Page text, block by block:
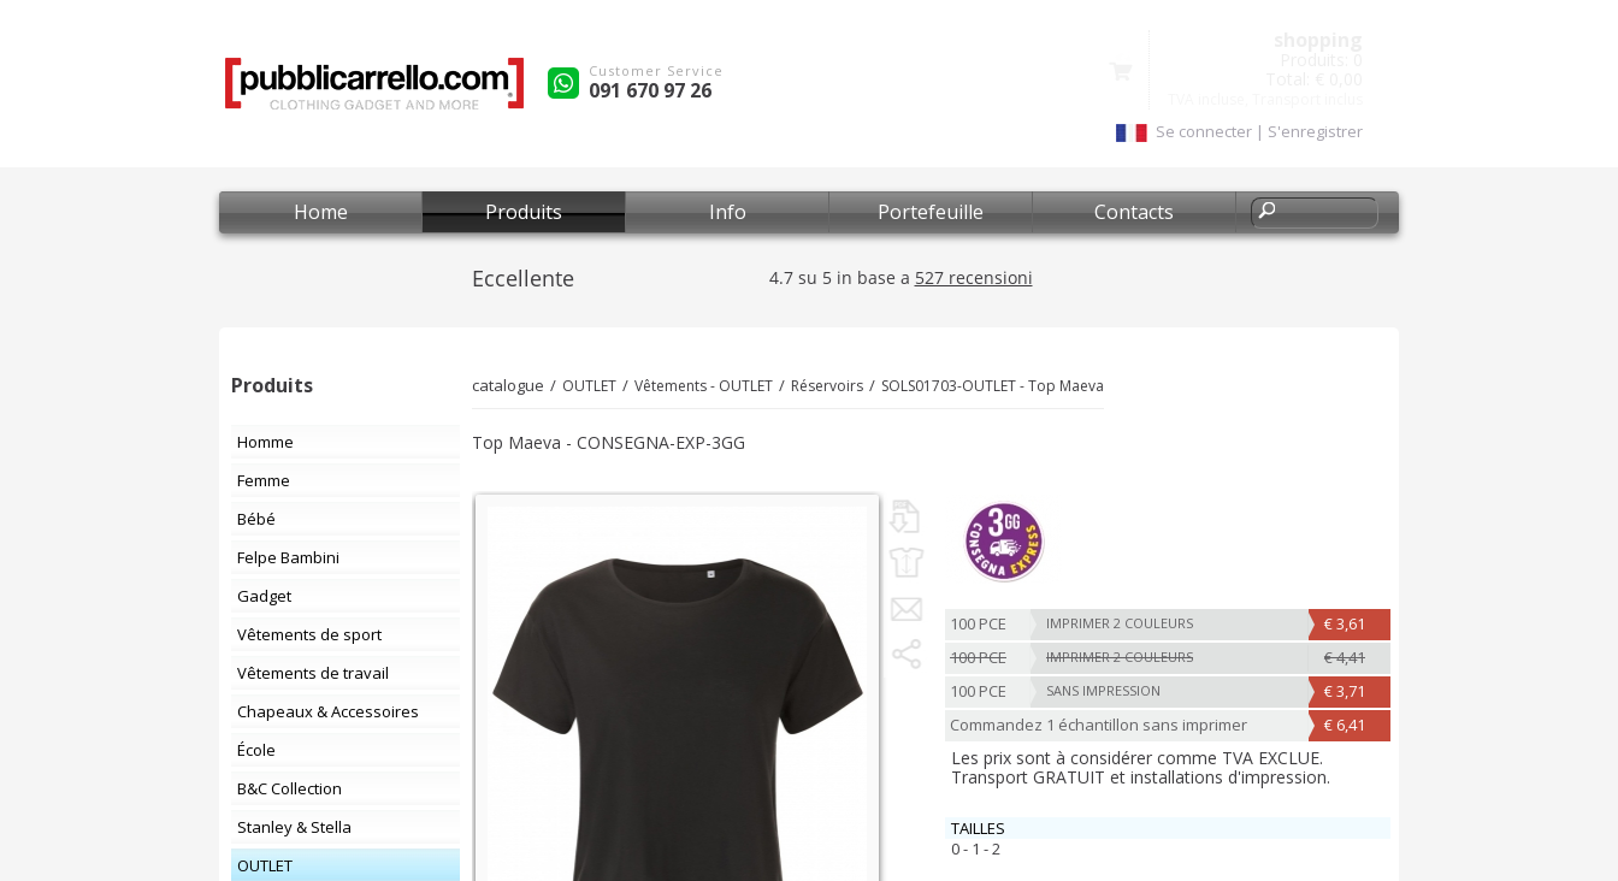
Customer Service
091 670 97 26
Se connecter | S'enregistrer
Home Produits Info Portefeuille Contacts
Produits
Homme
Femme
Bébé
Felpe Bambini
Gadget
Vêtements de sport
Vêtements de travail
Chapeaux & Accessoires
École
B&C Collection
Stanley & Stella
OUTLET
catalogue OUTLET Vêtements - OUTLET Réservoirs SOLS01703-OUTLET - Top Maeva
Top Maeva - CONSEGNA-EXP-3GG
100 PCE IMPRIMER 2 COULEURS
€ 3,61
100 PCE
IMPRIMER 2 COULEURS
€ 4,41
100 PCE
SANS IMPRESSION
€ 3,71
Commandez 1 échantillon sans imprimer
€ 6,41
Les prix sont à considérer comme TVA EXCLUE.
Transport GRATUIT et installations d'impression.
TAILLES
0 - 1 - 2